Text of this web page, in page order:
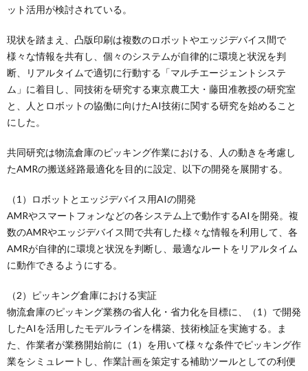
ット活用が検討されている。
現状を踏まえ、凸版印刷は複数のロボットやエッジデバイス間で
様々な情報を共有し、個々のシステムが自律的に環境と状況を判
断、リアルタイムで適切に行動する「マルチエージェントシステ
ム」に着目し、同技術を研究する東京農工大・藤田准教授の研究室
と、人とロボットの協働に向けたAI技術に関する研究を始めること
にした。
共同研究は物流倉庫のピッキング作業における、人の動きを考慮し
たAMRの搬送経路最適化を目的に設定、以下の開発を展開する。
（1）ロボットとエッジデバイス用AIの開発
AMRやスマートフォンなどの各システム上で動作するAIを開発。複
数のAMRやエッジデバイス間で共有した様々な情報を利用して、各
AMRが自律的に環境と状況を判断し、最適なルートをリアルタイム
に動作できるようにする。
（2）ピッキング倉庫における実証
物流倉庫のピッキング業務の省人化・省力化を目標に、（1）で開発
したAIを活用したモデルラインを構築、技術検証を実施する。ま
た、作業者が業務開始前に（1）を用いて様々な条件でピッキング作
業をシミュレートし、作業計画を策定する補助ツールとしての利便